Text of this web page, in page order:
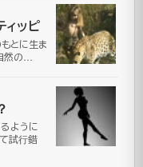
ッピ
とに生ま
然の…
ように
試行錯